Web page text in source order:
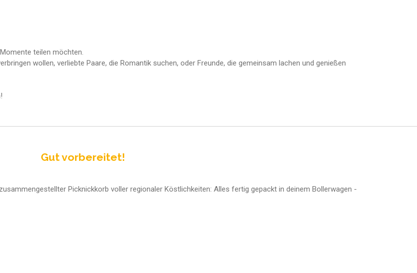
teilen möchten.
wollen, verliebte Paare, die Romantik suchen, oder Freunde, die gemeinsam lachen und genießen
Gut vorbereitet!
Picknickkorb voller regionaler Köstlichkeiten: Alles fertig gepackt in deinem Bollerwagen -